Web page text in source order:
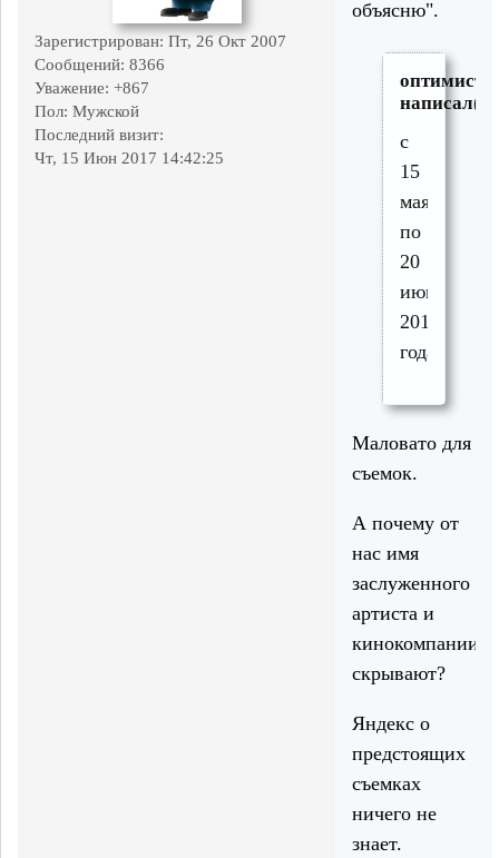
Зарегистрирован: Пт, 26 Окт 2007
Сообщений: 8366
Уважение: +867
Пол: Мужской
Последний визит:
Чт, 15 Июн 2017 14:42:25
объясню".
с
15
мая
по
20
июня
2013
года.
Маловато для
съемок.
А почему от
нас имя
заслуженного
артиста и
кинокомпании
скрывают?
Яндекс о
предстоящих
съемках
ничего не
знает.